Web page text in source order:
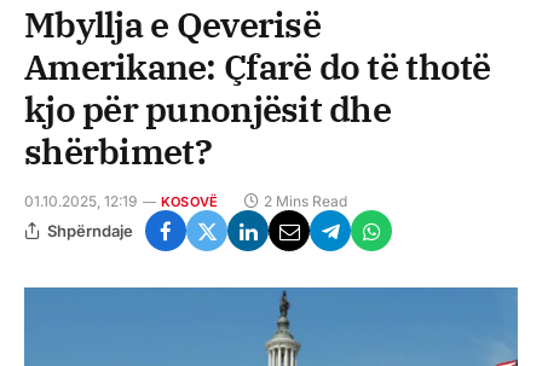
Mbyllja e Qeverisë
Amerikane: Çfarë do të thotë
kjo për punonjësit dhe
shërbimet?
01.10.2025, 12:19 KOSOVË 2 Mins Read
Shpërndaje